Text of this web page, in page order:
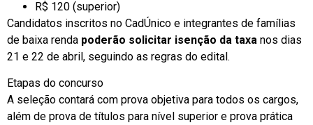
R$ 120 (superior)
Candidatos inscritos no CadÚnico e integrantes de famílias
de baixa renda poderão solicitar isenção da taxa nos dias
21 e 22 de abril, seguindo as regras do edital.
Etapas do concurso
A seleção contará com prova objetiva para todos os cargos,
além de prova de títulos para nível superior e prova prática